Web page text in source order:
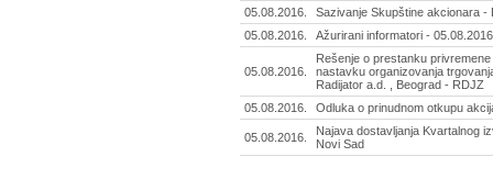
05.08.2016.
Sazivanje Skupštine akcionara -
05.08.2016.
Ažurirani informatori - 05.08.2016
05.08.2016.
Rešenje o prestanku
nastavku organizovanja
Radijator a.d. , Beograd - RDJZ
05.08.2016.
Odluka o prinudnom otkupu
05.08.2016.
Najava dostavljanja Kvartalnog
Novi Sad